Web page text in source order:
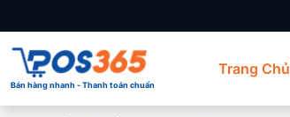
Bán hàng nhanh - Thanh toán chuẩn
Trang Chủ